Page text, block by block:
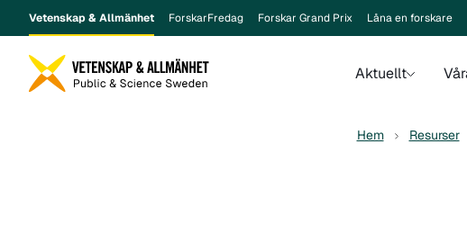
Vetenskap & Allmänhet ForskarFredag Forskar Grand Prix Låna en forskare
Aktuellt
Hem Resurser